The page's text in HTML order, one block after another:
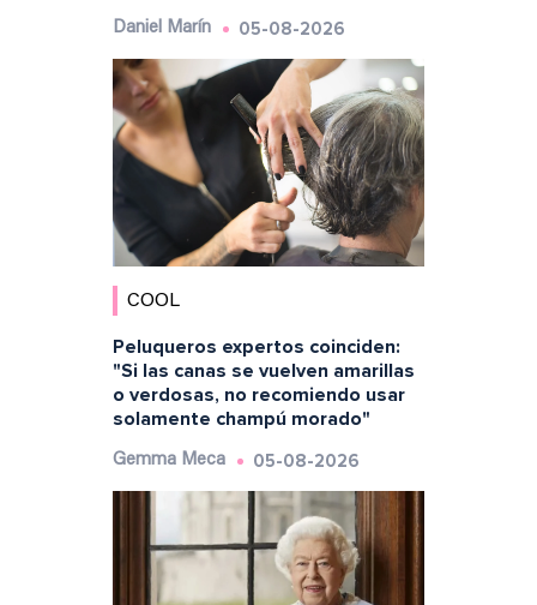
Daniel Marín 05-08-2026
COOL
Peluqueros expertos coinciden:
"Si las canas se vuelven amarillas
o verdosas, no recomiendo usar
solamente champú morado"
Gemma Meca 05-08-2026